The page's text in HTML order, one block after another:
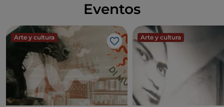
Eventos
Arte y cultura
Me gusta
Arte y cultura